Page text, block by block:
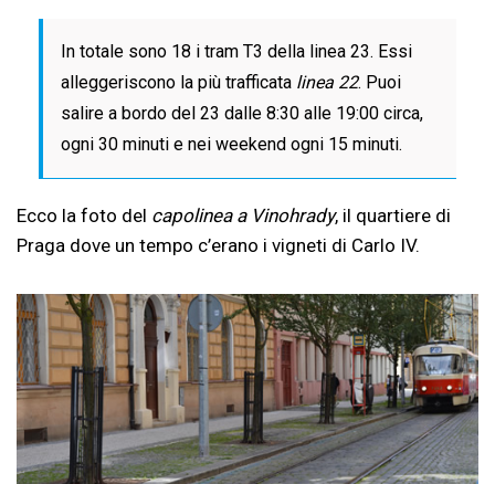
In totale sono 18 i tram T3 della linea 23. Essi
alleggeriscono la più trafficata linea 22. Puoi
salire a bordo del 23 dalle 8:30 alle 19:00 circa,
ogni 30 minuti e nei weekend ogni 15 minuti.
Ecco la foto del capolinea a Vinohrady, il quartiere di
Praga dove un tempo c’erano i vigneti di Carlo IV.